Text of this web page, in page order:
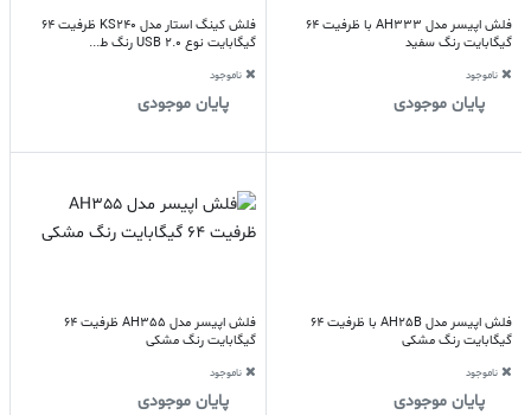
فلش اپیسر مدل AH333 با ظرفیت 64
گیگابایت رنگ سفید
ناموجود
پایان موجودی
فلش کینگ استار مدل KS240 ظرفیت 64
گیگابایت نوع USB 2.0 رنگ ط...
ناموجود
پایان موجودی
فلش اپیسر مدل AH25B با ظرفیت 64
گیگابایت رنگ مشکی
ناموجود
پایان موجودی
فلش اپیسر مدل AH355 ظرفیت 64
گیگابایت رنگ مشکی
ناموجود
پایان موجودی